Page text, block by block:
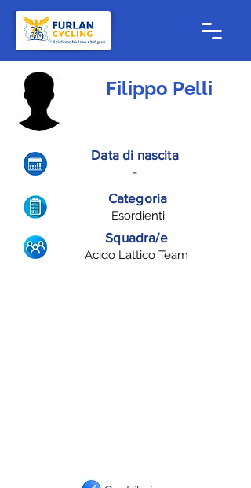
Filippo Pelli
Data di nascita
-
Categoria
Esordienti
Squadra/e
Acido Lattico Team